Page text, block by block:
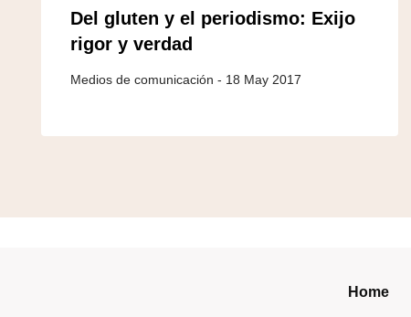
Del gluten y el periodismo: Exijo
rigor y verdad
18 May 2017
Home